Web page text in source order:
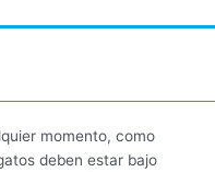
momento, como
deben estar bajo